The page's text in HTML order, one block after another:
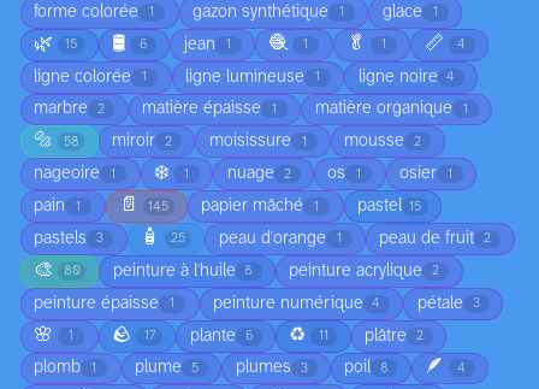
forme colorée 1 gazon synthétique 1 glace 1
🌿 15 🛢️ 6 jean 1 🧶 1 🥬 1 📏 4
ligne colorée 1 ligne lumineuse 1 ligne noire 4
marbre 2 matière épaisse 1 matière organique 1
🔩 58 miroir 2 moisissure 1 mousse 2
nageoire 1 ❄️ 1 nuage 2 os 1 osier 1
pain 1 📄 145 papier mâché 1 pastel 15
pastels 3 🧴 25 peau d'orange 1 peau de fruit 2
🎨 80 peinture à l'huile 8 peinture acrylique 2
peinture épaisse 1 peinture numérique 4 pétale 3
🌸 1 🪨 17 plante 6 ♻️ 11 plâtre 2
plomb 1 plume 5 plumes 3 poil 8 🪶 4